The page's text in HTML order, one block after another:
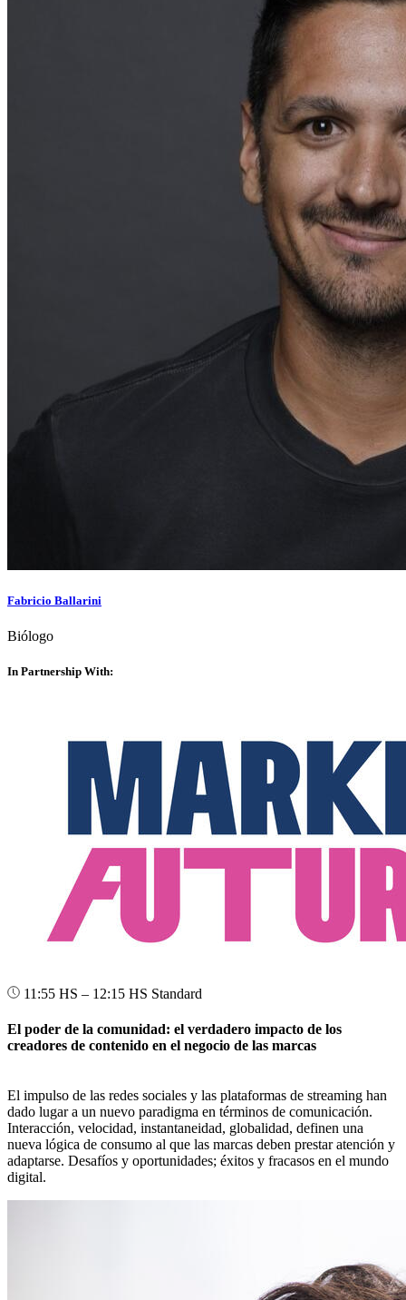
Fabricio Ballarini
Biólogo
In Partnership With:
11:55 HS – 12:15 HS Standard
El poder de la comunidad: el verdadero impacto de los
creadores de contenido en el negocio de las marcas
El impulso de las redes sociales y las plataformas de streaming han
dado lugar a un nuevo paradigma en términos de comunicación.
Interacción, velocidad, instantaneidad, globalidad, definen una
nueva lógica de consumo al que las marcas deben prestar atención y
adaptarse. Desafíos y oportunidades; éxitos y fracasos en el mundo
digital.